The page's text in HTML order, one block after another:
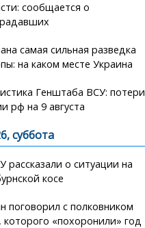
сообщается о
самая сильная разведка
на каком месте Украина
Генштаба ВСУ: потери
рф на 9 августа
суббота
рассказали о ситуации на
косе
поговорил с полковником
«похоронили» год